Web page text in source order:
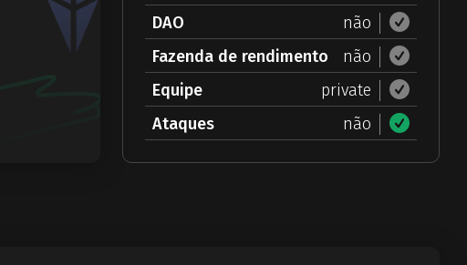
DAO
não
Fazenda de rendimento
não
Equipe
private
Ataques
não